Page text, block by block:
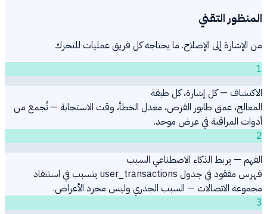
المنظور التقني
من الإشارة إلى الإصلاح. ما يحتاجه كل فريق عمليات للتحرك
1
الاكتشاف — كل إشارة، كل طبقة
المعالج، عمق طابور القرص، معدل الخطأ، وقت الاستجابة — تُجمع من
أدوات المراقبة في عرض موحد.
2
الفهم — يربط الذكاء الاصطناعي السبب
فهرس مفقود في جدول user_transactions يتسبب في استنفاد
مجموعة الاتصالات — السبب الجذري وليس مجرد الأعراض.
3